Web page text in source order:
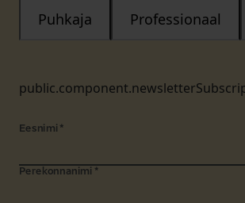
Puhkaja Professionaal
Eesnimi *
Perekonnanimi *